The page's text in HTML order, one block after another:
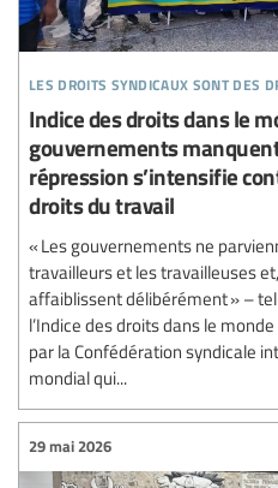
les droits syndicaux sont des
Indice des droits dans le
gouvernements
répression s’intensifie
droits du travail
« Les gouvernements ne
travailleurs et les travailleuses
affaiblissent délibérément » –
l’Indice des droits dans le
par la Confédération syndicale
mondial qui...
29 mai 2026